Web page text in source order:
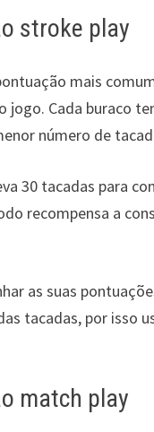
stroke play
mais
jogo. Cada buraco
número de
30 tacadas para
recompensa a
as suas
tacadas, por isso
match play